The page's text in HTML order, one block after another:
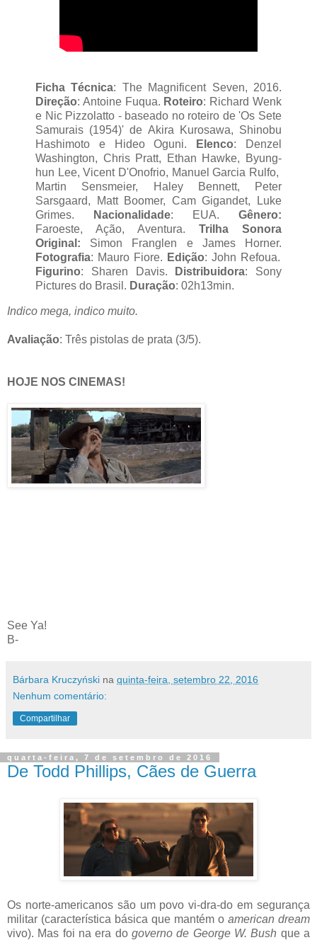
Ficha Técnica: The Magnificent Seven, 2016.
Direção: Antoine Fuqua. Roteiro: Richard Wenk
e Nic Pizzolatto - baseado no roteiro de 'Os Sete
Samurais (1954)' de Akira Kurosawa, Shinobu
Hashimoto e Hideo Oguni.
Elenco: Denzel
Washington, Chris Pratt, Ethan Hawke, Byung-
hun Lee, Vicent D'Onofrio, Manuel Garcia Rulfo,
Martin Sensmeier, Haley Bennett, Peter
Sarsgaard, Matt Boomer, Cam Gigandet, Luke
Grimes.
Nacionalidade: EUA. Gênero:
Faroeste, Ação, Aventura. Trilha Sonora
Original: Simon Franglen e James Horner.
Fotografia: Mauro Fiore. Edição: John Refoua.
Figurino: Sharen Davis. Distribuidora: Sony
Pictures do Brasil. Duração: 02h13min.
Indico mega, indico muito.
Avaliação: Três pistolas de prata (3/5).
HOJE NOS CINEMAS!
See Ya!
B-
Bárbara Kruczyński na quinta-feira, setembro 22, 2016
Nenhum comentário:
Compartilhar
quarta-feira, 7 de setembro de 2016
De Todd Phillips, Cães de Guerra
Os norte-americanos são um povo vi-dra-do em segurança
militar (característica básica que mantém o american dream
vivo). Mas foi na era do governo de George W. Bush que a